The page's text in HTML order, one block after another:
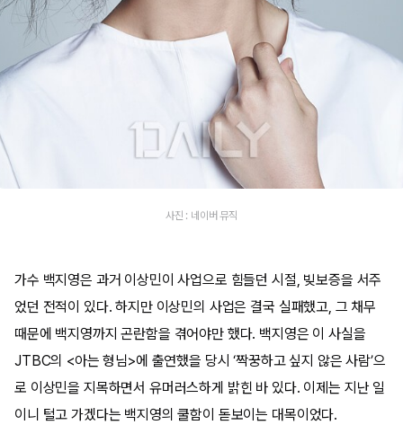
사진 : 네이버 뮤직
가수 백지영은 과거 이상민이 사업으로 힘들던 시절, 빚보증을 서주
었던 전적이 있다. 하지만 이상민의 사업은 결국 실패했고, 그 채무
때문에 백지영까지 곤란함을 겪어야만 했다. 백지영은 이 사실을
JTBC의 <아는 형님>에 출연했을 당시 ‘짝꿍하고 싶지 않은 사람’으
로 이상민을 지목하면서 유머러스하게 밝힌 바 있다. 이제는 지난 일
이니 털고 가겠다는 백지영의 쿨함이 돋보이는 대목이었다.